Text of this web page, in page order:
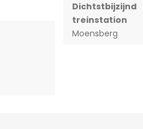
Dichtstbijzijnd
treinstation
Moensberg